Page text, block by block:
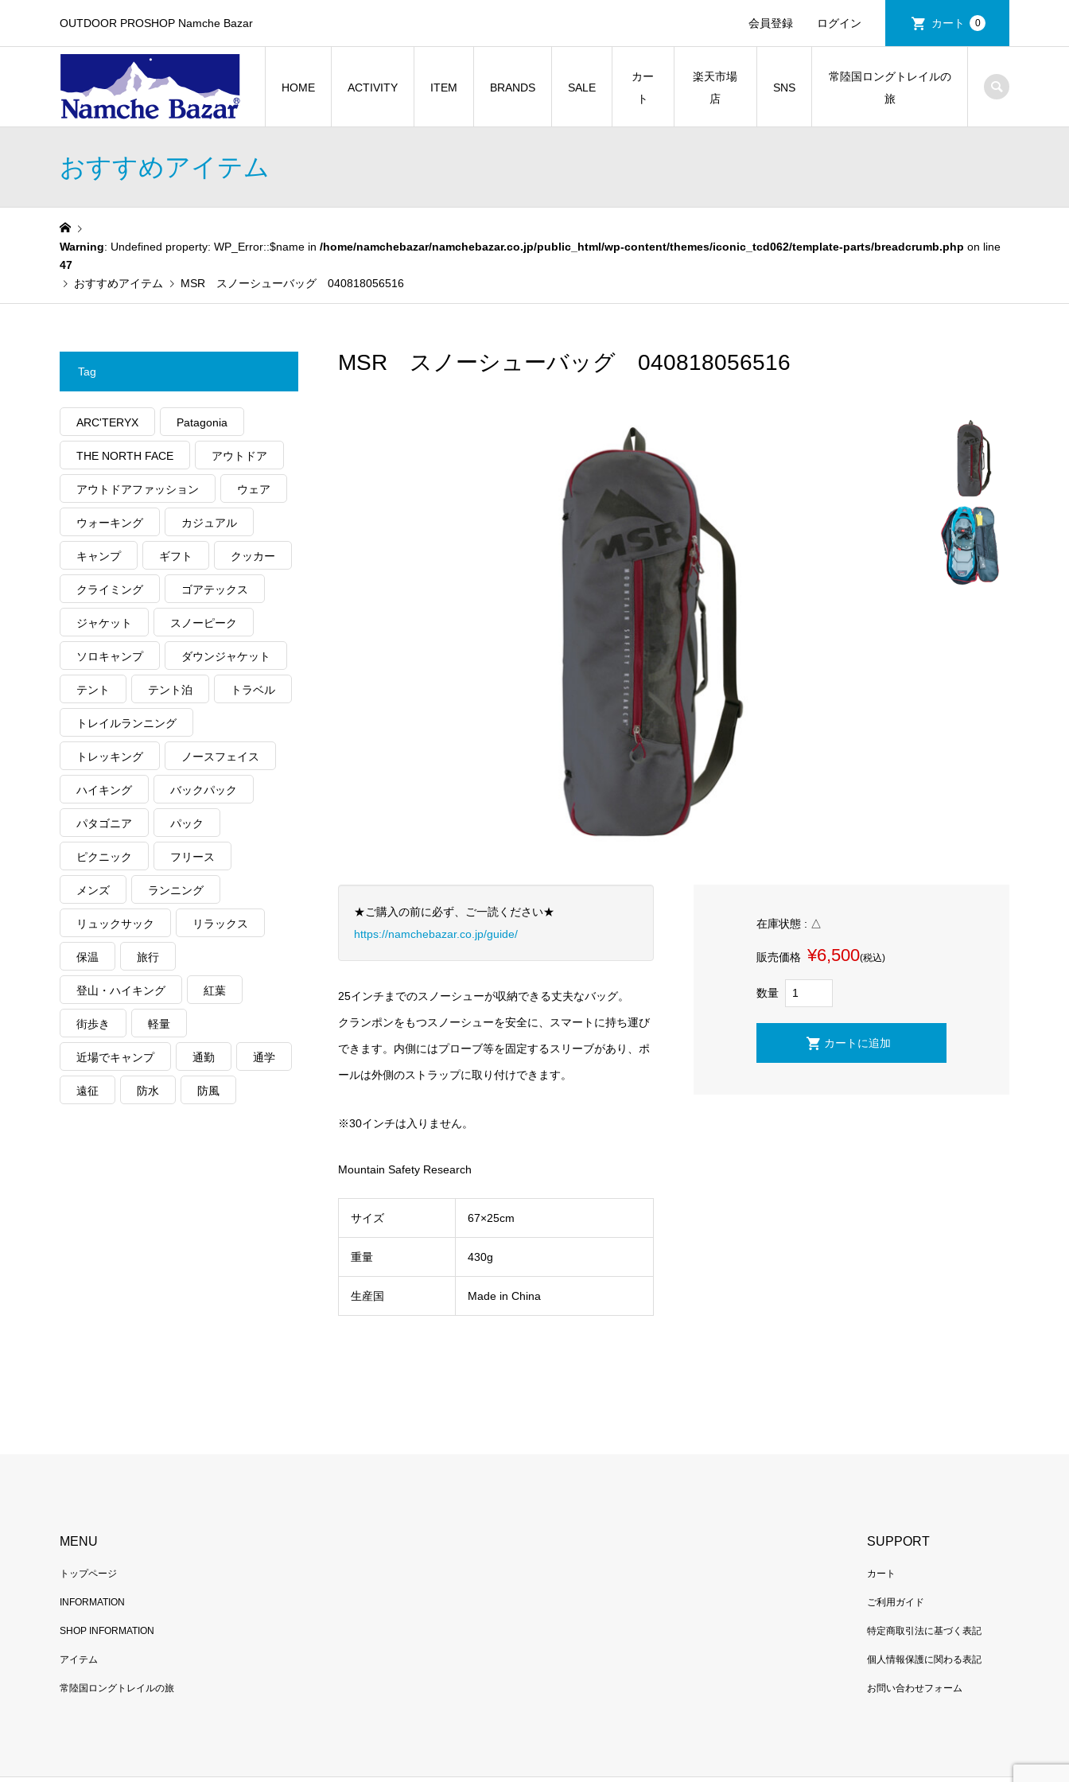
OUTDOOR PROSHOP Namche Bazar 会員登録 ログイン カート 0
HOME ACTIVITY ITEM BRANDS SALE
カー
ト
楽天市場
店
SNS
常陸国ロングトレイルの
旅
おすすめアイテム
Warning: Undefined property: WP_Error::$name in /home/namchebazar/namchebazar.co.jp/public_html/wp-content/themes/iconic_tcd062/template-parts/breadcrumb.php on line
47
おすすめアイテム
MSR スノーシューバッグ 040818056516
MSR スノーシューバッグ 040818056516
★ご購入の前に必ず、ご一読ください★
https://namchebazar.co.jp/guide/
25インチまでのスノーシューが収納できる丈夫なバッグ。
クランポンをもつスノーシューを安全に、スマートに持ち運び
できます。内側にはプローブ等を固定するスリーブがあり、ポ
ールは外側のストラップに取り付けできます。
※30インチは入りません。
Mountain Safety Research
サイズ 67×25cm
重量 430g
生産国 Made in China
在庫状態 : △
販売価格 ¥6,500(税込)
数量
Tag
ARC'TERYX Patagonia
THE NORTH FACE アウトドア
アウトドアファッション ウェア
ウォーキング カジュアル
キャンプ ギフト クッカー
クライミング ゴアテックス
ジャケット スノーピーク
ソロキャンプ ダウンジャケット
テント テント泊 トラベル
トレイルランニング
トレッキング ノースフェイス
ハイキング バックパック
パタゴニア パック
ピクニック フリース
メンズ ランニング
リュックサック リラックス
保温 旅行
登山・ハイキング 紅葉
街歩き 軽量
近場でキャンプ 通勤 通学
遠征 防水 防風
MENU
トップページ
INFORMATION
SHOP INFORMATION
アイテム
常陸国ロングトレイルの旅
SUPPORT
カート
ご利用ガイド
特定商取引法に基づく表記
個人情報保護に関わる表記
お問い合わせフォーム